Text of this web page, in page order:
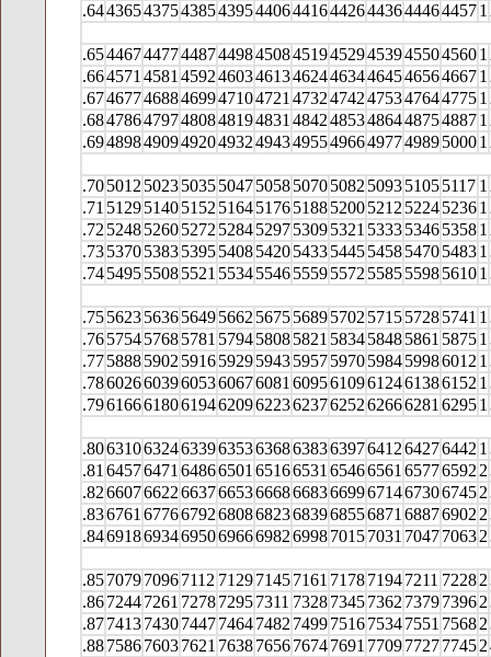
.6443654375438543954406441644264436444644571
.6544674477448744984508451945294539455045601
.664571 4581 459246034613462446344645465646671
.6746774688469947104721 473247424753476447751
.6847864797480848194831 484248534864487548871
.6948984909492049324943495549664977498950001
.705012 502350355047505850705082 509351055117 1
.71 512951405152 51645176518852005212 522452361
.72 524852605272 5284529753095321 5333534653581
.7353705383539554085420543354455458547054831
.74549555085521 5534554655595572 5585559856101
.755623563656495662 567556895702 571557285741 1
.76575457685781 579458085821 583458485861 58751
.7758885902 59165929594359575970598459986012 1
.7860266039605360676081 60956109612461386152 1
.79616661806194620962236237625262666281 62951
.806310632463396353636863836397641264276442 1
.81 64576471 64866501 65166531 65466561 65776592 2
.8266076622663766536668668366996714673067452
.836761 6776679268086823683968556871 68876902 2
.8469186934695069666982699870157031 704770632
.85707970967112 712971457161 717871947211 72282
.8672447261 727872957311 732873457362 737973962
.8774137430744774647482 7499751675347551 75682
.88758676037621 7638765676747691 7709772777452